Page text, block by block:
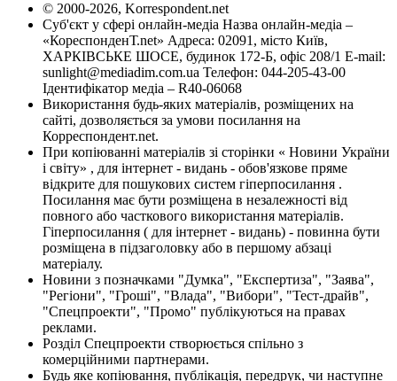
© 2000-2026, Korrespondent.net
Суб'єкт у сфері онлайн-медіа Назва онлайн-медіа –
«КореспонденТ.net» Адреса: 02091, місто Київ,
ХАРКІВСЬКЕ ШОСЕ, будинок 172-Б, офіс 208/1 E-mail:
sunlight@mediadim.com.ua Телефон: 044-205-43-00
Ідентифікатор медіа – R40-06068
Використання будь-яких матеріалів, розміщених на
сайті, дозволяється за умови посилання на
Корреспондент.net.
При копіюванні матеріалів зі сторінки « Новини України
і світу» , для інтернет - видань - обов'язкове пряме
відкрите для пошукових систем гіперпосилання .
Посилання має бути розміщена в незалежності від
повного або часткового використання матеріалів.
Гіперпосилання ( для інтернет - видань) - повинна бути
розміщена в підзаголовку або в першому абзаці
матеріалу.
Новини з позначками "Думка", "Експертиза", "Заява",
"Регіони", "Гроші", "Влада", "Вибори", "Тест-драйв",
"Спецпроекти", "Промо" публікуються на правах
реклами.
Розділ Спецпроекти створюється спільно з
комерційними партнерами.
Будь яке копіювання, публікація, передрук, чи наступне